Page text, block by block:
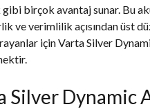
birçok avantaj sunar. Bu
ve verimlilik açısından üst
için Varta Silver
Silver Dynamic